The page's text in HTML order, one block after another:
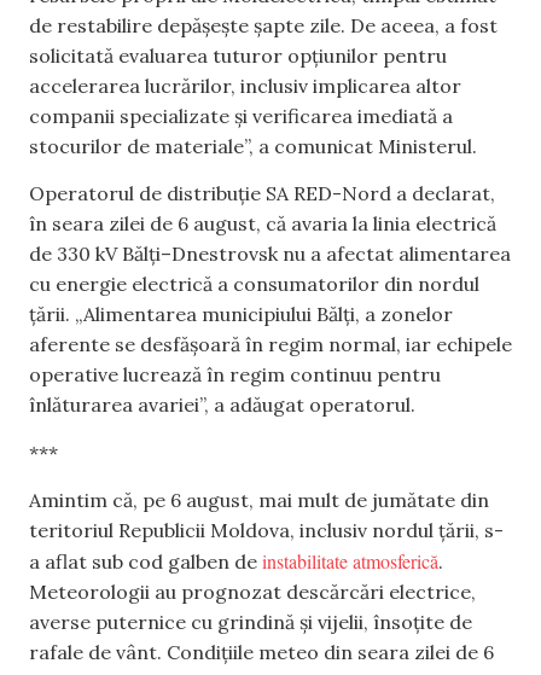
de restabilire depășește șapte zile. De aceea, a fost
solicitată evaluarea tuturor opțiunilor pentru
accelerarea lucrărilor, inclusiv implicarea altor
companii specializate și verificarea imediată a
stocurilor de materiale”, a comunicat Ministerul.
Operatorul de distribuție SA RED-Nord a declarat,
în seara zilei de 6 august, că avaria la linia electrică
de 330 kV Bălți–Dnestrovsk nu a afectat alimentarea
cu energie electrică a consumatorilor din nordul
țării. „Alimentarea municipiului Bălți, a zonelor
aferente se desfășoară în regim normal, iar echipele
operative lucrează în regim continuu pentru
înlăturarea avariei”, a adăugat operatorul.
***
Amintim că, pe 6 august, mai mult de jumătate din
teritoriul Republicii Moldova, inclusiv nordul țării, s-
a aflat sub cod galben de instabilitate atmosferică.
Meteorologii au prognozat descărcări electrice,
averse puternice cu grindină și vijelii, însoțite de
rafale de vânt. Condițiile meteo din seara zilei de 6